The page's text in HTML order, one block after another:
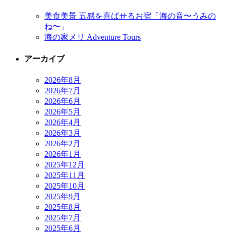
美食美景 五感を喜ばせるお宿「海の音〜うみの
ね〜」
海の家メリ Adventure Tours
アーカイブ
2026年8月
2026年7月
2026年6月
2026年5月
2026年4月
2026年3月
2026年2月
2026年1月
2025年12月
2025年11月
2025年10月
2025年9月
2025年8月
2025年7月
2025年6月